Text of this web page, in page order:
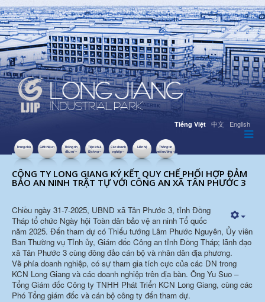
Tiếng Việt 中文 English
Trang chủ Giới thiệu
Thông tin
đầu tư
Tiện ích &
Dịch vụ
Các doanh
nghiệp
Liên hệ
Thông tin
môi trường
02 THÁNG 8 2025 LƯỢT XEM: 1445
CÔNG TY LONG GIANG KÝ KẾT QUY CHẾ PHỐI HỢP ĐẢM
BẢO AN NINH TRẬT TỰ VỚI CÔNG AN XÃ TÂN PHƯỚC 3
Chiều ngày 31-7-2025, UBND xã Tân Phước 3, tỉnh Đồng
Tháp tổ chức Ngày hội Toàn dân bảo vệ an ninh Tổ quốc
năm 2025. Đến tham dự có Thiếu tướng Lâm Phước Nguyên, Ủy viên
Ban Thường vụ Tỉnh ủy, Giám đốc Công an tỉnh Đồng Tháp; lãnh đạo
xã Tân Phước 3 cùng đông đảo cán bộ và nhân dân địa phương.
Về phía doanh nghiệp, có sự tham gia tích cực của các DN trong
KCN Long Giang và các doanh nghiệp trên địa bàn. Ông Yu Suo –
Tổng Giám đốc Công ty TNHH Phát Triển KCN Long Giang, cùng các
Phó Tổng giám đốc và cán bộ công ty đến tham dự.